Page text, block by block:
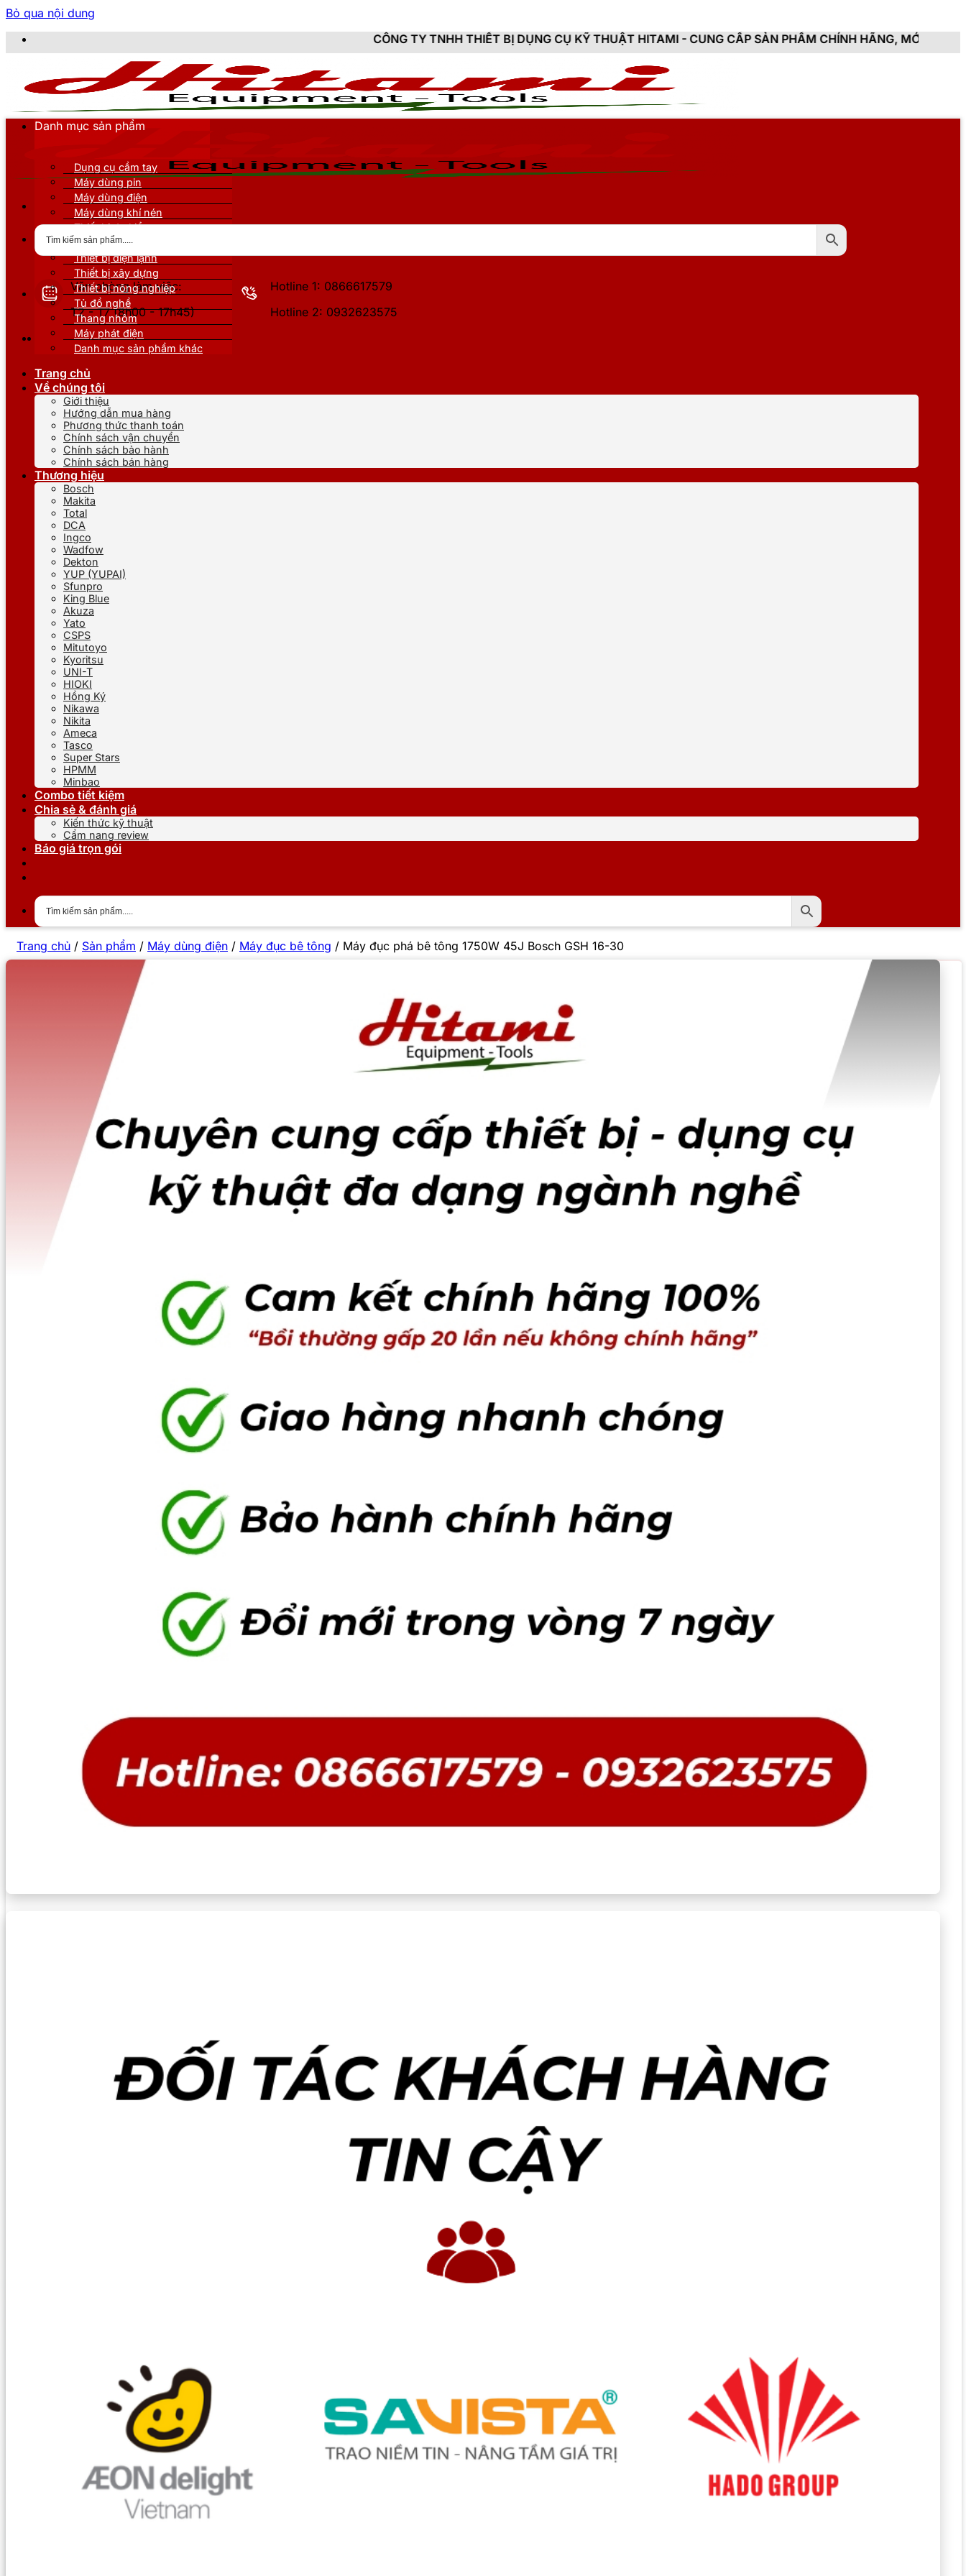
Bỏ qua nội dung
CÔNG TY TNHH THIẾT BỊ DỤNG CỤ KỸ THUẬT HITAMI - CUNG CẤP SẢN PHẨM CHÍNH HÃNG, MỚI 100%, ĐẦY ĐỦ
Văn phòng làm việc:
T2 - T7 (8h00 - 17h45)
Hotline 1: 0866617579
Hotline 2: 0932623575
Danh mục sản phẩm
Dụng cụ cầm tay
Máy dùng pin
Máy dùng điện
Máy dùng khí nén
Thiết bị đo kiểm
Thiết bị nâng đỡ
Thiết bị điện lạnh
Thiết bị xây dựng
Thiết bị nông nghiệp
Tủ đồ nghề
Thang nhôm
Máy phát điện
Danh mục sản phẩm khác
Trang chủ
Về chúng tôi
Giới thiệu
Hướng dẫn mua hàng
Phương thức thanh toán
Chính sách vận chuyển
Chính sách bảo hành
Chính sách bán hàng
Thương hiệu
Bosch
Makita
Total
DCA
Ingco
Wadfow
Dekton
YUP (YUPAI)
Sfunpro
King Blue
Akuza
Yato
CSPS
Mitutoyo
Kyoritsu
UNI-T
HIOKI
Hồng Ký
Nikawa
Nikita
Ameca
Tasco
Super Stars
HPMM
Minbao
Combo tiết kiệm
Chia sẻ & đánh giá
Kiến thức kỹ thuật
Cẩm nang review
Báo giá trọn gói
Trang chủ / Sản phẩm / Máy dùng điện / Máy đục bê tông / Máy đục phá bê tông 1750W 45J Bosch GSH 16-30